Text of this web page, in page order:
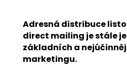
Adresná distribuce
direct mailing je stále
základních a
marketingu.